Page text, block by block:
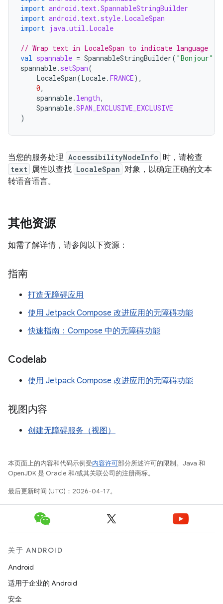
import android.text.SpannableStringBuilder
import android.text.style.LocaleSpan
import java.util.Locale
// Wrap text in LocaleSpan to indicate language
val spannable = SpannableStringBuilder( "Bonjour"
spannable. setSpan(
LocaleSpan(Locale. FRANCE),
0,
spannable. length,
Spannable.SPAN_EXCLUSIVE_EXCLUSIVE
)
当您的服务处理 AccessibilityNodeInfo 时，请检查
text 属性以查找 LocaleSpan 对象，以确定正确的文本
转语音语言。
其他资源
如需了解详情，请参阅以下资源：
指南
打造无障碍应用
使用 Jetpack Compose 改进应用的无障碍功能
快速指南：Compose 中的无障碍功能
Codelab
使用 Jetpack Compose 改进应用的无障碍功能
视图内容
创建无障碍服务（视图）
本页面上的内容和代码示例受内容许可部分所述许可的限制。Java 和
OpenJDK 是 Oracle 和/或其关联公司的注册商标。
最后更新时间 (UTC)：2026-04-17。
关于 ANDROID
Android
适用于企业的 Android
安全